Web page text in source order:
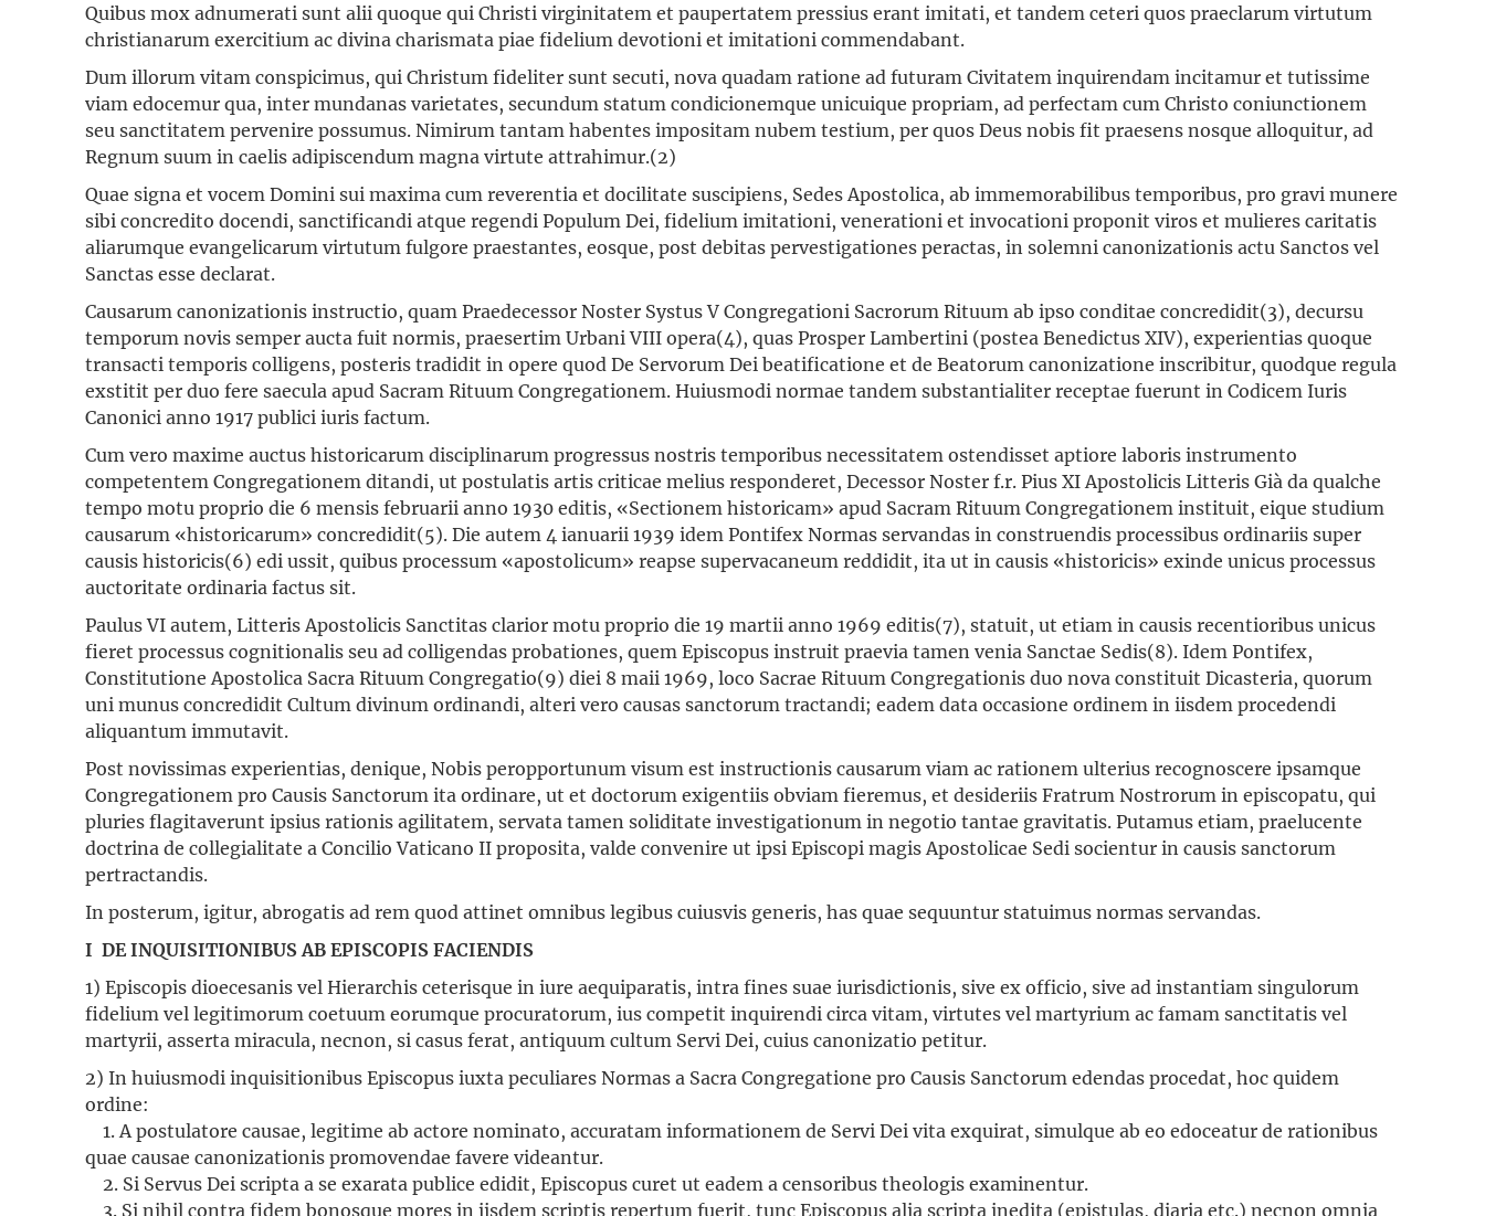
Quibus mox adnumerati sunt alii quoque qui Christi virginitatem et paupertatem pressius erant imitati, et tandem ceteri quos praeclarum virtutum
christianarum exercitium ac divina charismata piae fidelium devotioni et imitationi commendabant.
Dum illorum vitam conspicimus, qui Christum fideliter sunt secuti, nova quadam ratione ad futuram Civitatem inquirendam incitamur et tutissime
viam edocemur qua, inter mundanas varietates, secundum statum condicionemque unicuique propriam, ad perfectam cum Christo coniunctionem
seu sanctitatem pervenire possumus. Nimirum tantam habentes impositam nubem testium, per quos Deus nobis fit praesens nosque alloquitur, ad
Regnum suum in caelis adipiscendum magna virtute attrahimur.(2)
Quae signa et vocem Domini sui maxima cum reverentia et docilitate suscipiens, Sedes Apostolica, ab immemorabilibus temporibus, pro gravi munere
sibi concredito docendi, sanctificandi atque regendi Populum Dei, fidelium imitationi, venerationi et invocationi proponit viros et mulieres caritatis
aliarumque evangelicarum virtutum fulgore praestantes, eosque, post debitas pervestigationes peractas, in solemni canonizationis actu Sanctos vel
Sanctas esse declarat.
Causarum canonizationis instructio, quam Praedecessor Noster Systus V Congregationi Sacrorum Rituum ab ipso conditae concredidit(3), decursu
temporum novis semper aucta fuit normis, praesertim Urbani VIII opera(4), quas Prosper Lambertini (postea Benedictus XIV), experientias quoque
transacti temporis colligens, posteris tradidit in opere quod De Servorum Dei beatificatione et de Beatorum canonizatione inscribitur, quodque regula
exstitit per duo fere saecula apud Sacram Rituum Congregationem. Huiusmodi normae tandem substantialiter receptae fuerunt in Codicem Iuris
Canonici anno 1917 publici iuris factum.
Cum vero maxime auctus historicarum disciplinarum progressus nostris temporibus necessitatem ostendisset aptiore laboris instrumento
competentem Congregationem ditandi, ut postulatis artis criticae melius responderet, Decessor Noster f.r. Pius XI Apostolicis Litteris Già da qualche
tempo motu proprio die 6 mensis februarii anno 1930 editis, «Sectionem historicam» apud Sacram Rituum Congregationem instituit, eique studium
causarum «historicarum» concredidit(5). Die autem 4 ianuarii 1939 idem Pontifex Normas servandas in construendis processibus ordinariis super
causis historicis(6) edi ussit, quibus processum «apostolicum» reapse supervacaneum reddidit, ita ut in causis «historicis» exinde unicus processus
auctoritate ordinaria factus sit.
Paulus VI autem, Litteris Apostolicis Sanctitas clarior motu proprio die 19 martii anno 1969 editis(7), statuit, ut etiam in causis recentioribus unicus
fieret processus cognitionalis seu ad colligendas probationes, quem Episcopus instruit praevia tamen venia Sanctae Sedis(8). Idem Pontifex,
Constitutione Apostolica Sacra Rituum Congregatio(9) diei 8 maii 1969, loco Sacrae Rituum Congregationis duo nova constituit Dicasteria, quorum
uni munus concredidit Cultum divinum ordinandi, alteri vero causas sanctorum tractandi; eadem data occasione ordinem in iisdem procedendi
aliquantum immutavit.
Post novissimas experientias, denique, Nobis peropportunum visum est instructionis causarum viam ac rationem ulterius recognoscere ipsamque
Congregationem pro Causis Sanctorum ita ordinare, ut et doctorum exigentiis obviam fieremus, et desideriis Fratrum Nostrorum in episcopatu, qui
pluries flagitaverunt ipsius rationis agilitatem, servata tamen soliditate investigationum in negotio tantae gravitatis. Putamus etiam, praelucente
doctrina de collegialitate a Concilio Vaticano II proposita, valde convenire ut ipsi Episcopi magis Apostolicae Sedi socientur in causis sanctorum
pertractandis.
In posterum, igitur, abrogatis ad rem quod attinet omnibus legibus cuiusvis generis, has quae sequuntur statuimus normas servandas.
I DE INQUISITIONIBUS AB EPISCOPIS FACIENDIS
1) Episcopis dioecesanis vel Hierarchis ceterisque in iure aequiparatis, intra fines suae iurisdictionis, sive ex officio, sive ad instantiam singulorum
fidelium vel legitimorum coetuum eorumque procuratorum, ius competit inquirendi circa vitam, virtutes vel martyrium ac famam sanctitatis vel
martyrii, asserta miracula, necnon, si casus ferat, antiquum cultum Servi Dei, cuius canonizatio petitur.
2) In huiusmodi inquisitionibus Episcopus iuxta peculiares Normas a Sacra Congregatione pro Causis Sanctorum edendas procedat, hoc quidem
ordine:
1. A postulatore causae, legitime ab actore nominato, accuratam informationem de Servi Dei vita exquirat, simulque ab eo edoceatur de rationibus
quae causae canonizationis promovendae favere videantur.
2. Si Servus Dei scripta a se exarata publice edidit, Episcopus curet ut eadem a censoribus theologis examinentur.
3. Si nihil contra fidem bonosque mores in iisdem scriptis repertum fuerit, tunc Episcopus alia scripta inedita (epistulas, diaria etc.) necnon omnia